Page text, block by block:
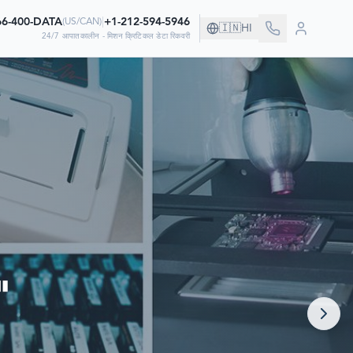
400-DATA(US/CAN) +1-212-594-5946
24/7 आपातकालीन - मिशन क्रिटिकल डेटा रिकवरी
🇮🇳HI
निर्भर करती हैं